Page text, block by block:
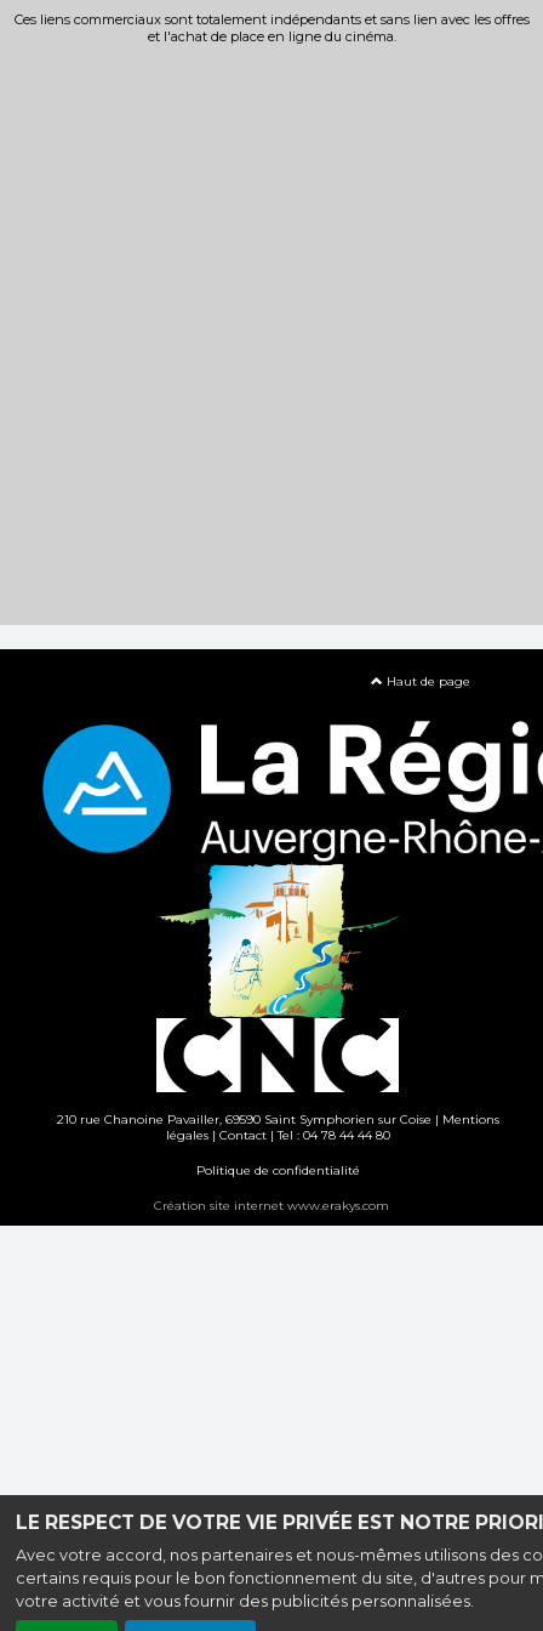
LE RESPECT DE VOTRE VIE PRIVÉE EST NOTRE
Avec votre accord, nos partenaires et nous-mêmes utilisons des
certains requis pour le bon fonctionnement du site, d'autres pour
votre activité et vous fournir des publicités personnalisées.
Ces liens commerciaux sont totalement indépendants et sans lien avec les offres
et l'achat de place en ligne du cinéma.
Haut de page
210 rue Chanoine Pavailler, 69590 Saint Symphorien sur Coise | Mentions
légales| Contact| Tel : 04 78 44 44 80
Politique de confidentialité
Création site internet www.erakys.com